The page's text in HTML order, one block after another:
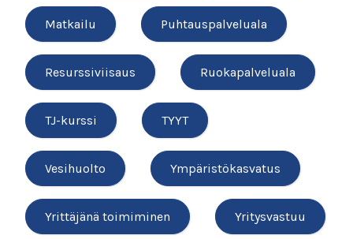
Matkailu Puhtauspalveluala
Resurssiviisaus Ruokapalveluala
TJ-kurssi TYYT
Vesihuolto Ympäristökasvatus
Yrittäjänä toimiminen Yritysvastuu